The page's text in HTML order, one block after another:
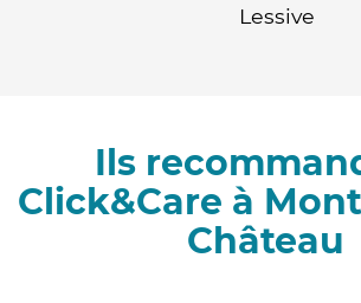
Lessive
Ils
Click&Care à
Château